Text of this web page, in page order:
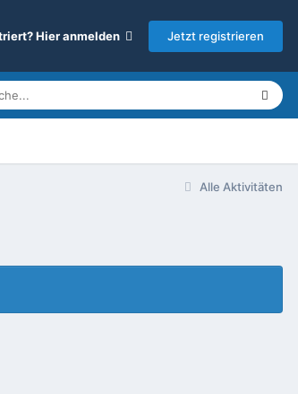
Hier anmelden Jetzt registrieren
Alle Aktivitäten